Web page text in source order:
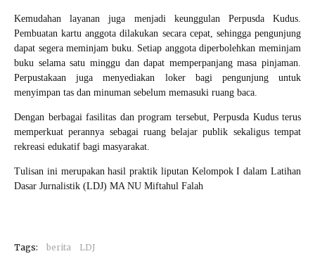
Kemudahan layanan juga menjadi keunggulan Perpusda Kudus.
Pembuatan kartu anggota dilakukan secara cepat, sehingga pengunjung
dapat segera meminjam buku. Setiap anggota diperbolehkan meminjam
buku selama satu minggu dan dapat memperpanjang masa pinjaman.
Perpustakaan juga menyediakan loker bagi pengunjung untuk
menyimpan tas dan minuman sebelum memasuki ruang baca.
Dengan berbagai fasilitas dan program tersebut, Perpusda Kudus terus
memperkuat perannya sebagai ruang belajar publik sekaligus tempat
rekreasi edukatif bagi masyarakat.
Tulisan ini merupakan hasil praktik liputan Kelompok I dalam Latihan
Dasar Jurnalistik (LDJ) MA NU Miftahul Falah
Tags: berita LDJ